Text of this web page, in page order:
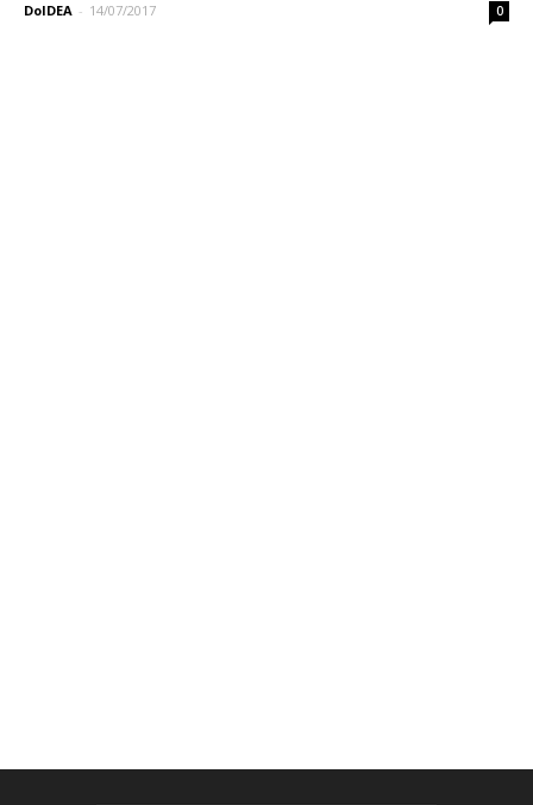
DoIDEA - 14/07/2017 0